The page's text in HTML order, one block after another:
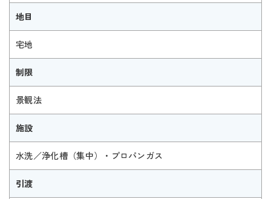
地目
宅地
制限
景観法
施設
水洗／浄化槽（集中）・プロパンガス
引渡